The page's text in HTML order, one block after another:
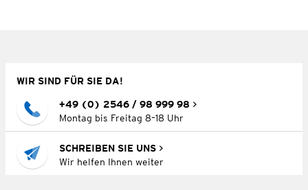
WIR SIND FÜR SIE DA!
+49 (0) 2546 / 98 999 98
Montag bis Freitag 8–18 Uhr
SCHREIBEN SIE UNS
Wir helfen Ihnen weiter